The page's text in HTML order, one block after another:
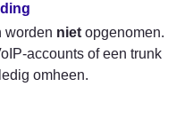
worden niet opgenomen.
accounts of een trunk
omheen.